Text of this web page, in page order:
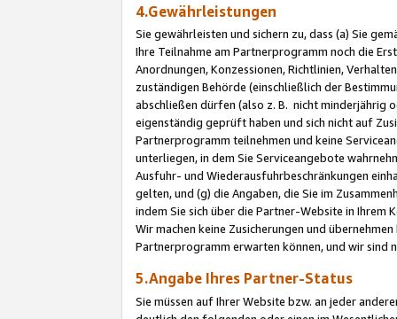
4.Gewährleistungen
Sie gewährleisten und sichern zu, dass (a) Sie
Ihre Teilnahme am Partnerprogramm noch die
Anordnungen, Konzessionen, Richtlinien,
zuständigen Behörde (einschließlich der
abschließen dürfen (also z. B. nicht minderjährig
eigenständig geprüft haben und sich nicht auf
Partnerprogramm teilnehmen und keine
unterliegen, in dem Sie Serviceangebote
Ausfuhr- und Wiederausfuhrbeschränkungen
gelten, und (g) die Angaben, die Sie im
indem Sie sich über die Partner-Website in Ihrem
Wir machen keine Zusicherungen und
Partnerprogramm erwarten können, und wir sind
5.Angabe Ihres Partner-Status
Sie müssen auf Ihrer Website bzw. an jeder